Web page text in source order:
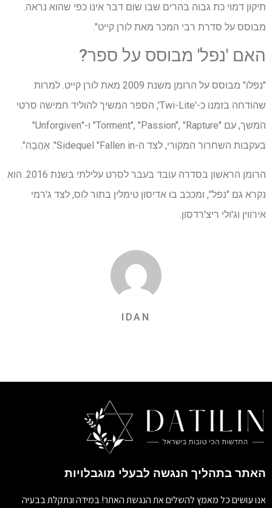
תיקון דמוי כת גבוה בהרים שבו שום דבר אינו כפי שהוא נראה.
מבוסס על סדרת רבי המכר מאת לורן קייט".
האם 'נפל' מבוסס על ספר?
"נפלו" מבוסס על הרומן משנת 2009 מאת לורן קייט. למרות
שהודחה בזמנו כ-'Twi-Lite', הספר המשיך להוליד חמישה סרטי
המשך, עם "Torment", "Passion", "Rapture" ו-"Unforgiven"
בעקבות השחרור המקורי, לצד ה-Sidequel "Fallen in". אַהֲבָה".
הרומן הראשון בסדרה עובד בעבר לסרט עלילתי בשנת 2016. הוא
נקרא גם "נפל", ומככב בו אדיסון טימלין בתור לוס, לצד ג'רמי
אירווין וג'ולי ריצ'רדסון.
IDAN
האתר בתהליך הנגשה לבעלי מוגבלויות
אנו עושים כל מאמץ להשלים את הנגשת האתר! במידה ונתקלת בבעיה